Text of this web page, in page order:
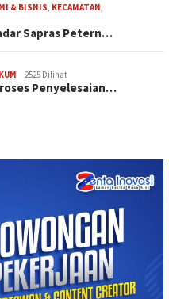
& BISNIS KECAMATAN
Sapras Petern…
2525 Dilihat
Penyelesaian…